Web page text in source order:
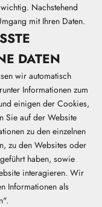
Nachstehend
mit Ihren Daten.
DATEN
wir automatisch
Informationen zum
einigen der Cookies,
Sie auf der Website
zu den einzelnen
zu den Websites oder
haben, sowie
interagieren. Wir
Informationen als